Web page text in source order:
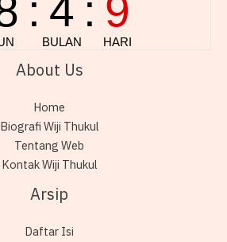
About Us
Home
Biografi Wiji Thukul
Tentang Web
Kontak Wiji Thukul
Arsip
Daftar Isi